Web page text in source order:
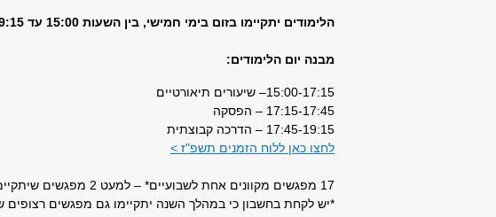
הלימודים יתקיימו בזום בימי חמישי, בין השעות 15:00 עד 19:15 החל מ- 5.11.26.
מבנה יום הלימודים:
15:00-17:15– שיעורים תיאורטיים
17:15-17:45 – הפסקה
17:45-19:15 – הדרכה קבוצתית
לחצו כאן ללוח הזמנים תשפ"ז >
17 מפגשים מקוונים אחת לשבועיים* – למעט 2 מפגשים שיתקיימו בקמפוס (בפתיחה ובסיום).
*יש לקחת בחשבון כי במהלך השנה יתקיימו גם מפגשים רצופים